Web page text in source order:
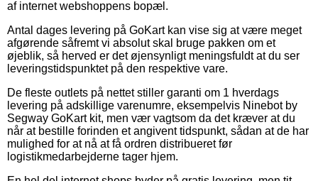
af internet webshoppens bopæl.
Antal dages levering på GoKart kan vise sig at være meget
afgørende såfremt vi absolut skal bruge pakken om et
øjeblik, så herved er det øjensynligt meningsfuldt at du ser
leveringstidspunktet på den respektive vare.
De fleste outlets på nettet stiller garanti om 1 hverdags
levering på adskillige varenumre, eksempelvis Ninebot by
Segway GoKart kit, men vær vagtsom da det kræver at du
når at bestille forinden et angivent tidspunkt, sådan at de har
mulighed for at nå at få ordren distribueret før
logistikmedarbejderne tager hjem.